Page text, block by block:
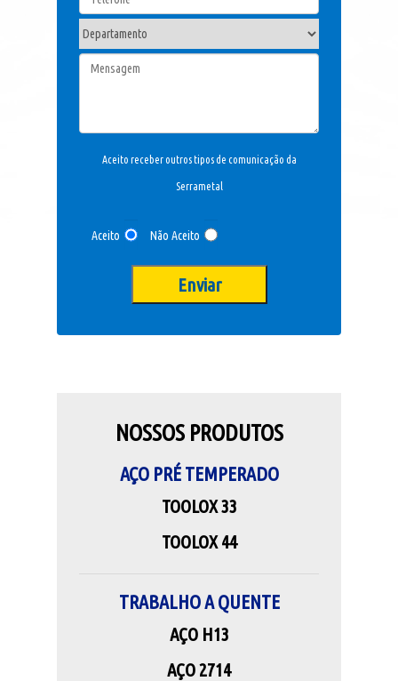
Aceito receber outros tipos de comunicação da
Serrametal
Aceito Não Aceito
NOSSOS PRODUTOS
AÇO PRÉ TEMPERADO
TOOLOX 33
TOOLOX 44
TRABALHO A QUENTE
AÇO H13
AÇO 2714